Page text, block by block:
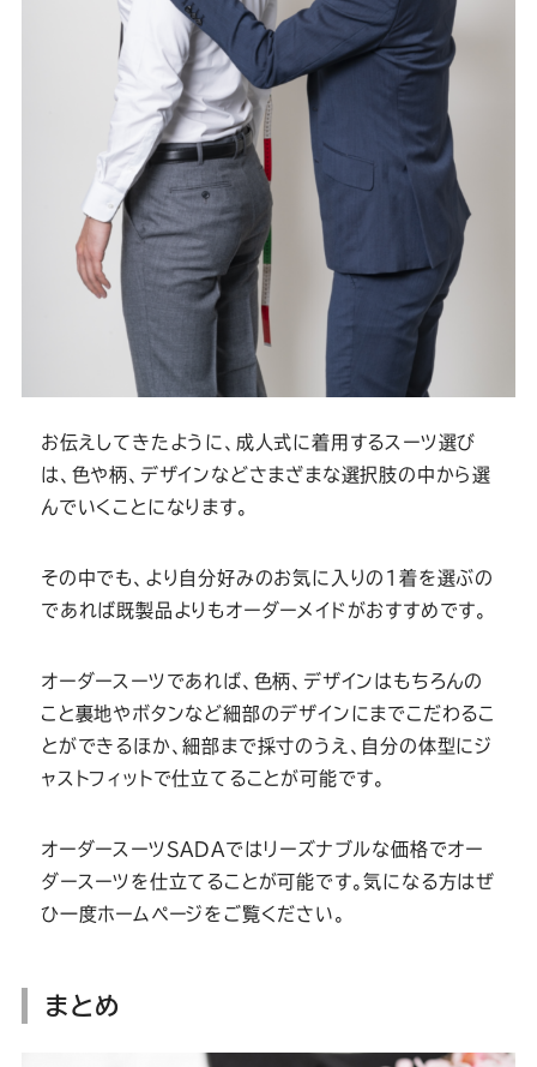
お伝えしてきたように、成人式に着用するスーツ選び
は、色や柄、デザインなどさまざまな選択肢の中から選
んでいくことになります。
その中でも、より自分好みのお気に入りの1着を選ぶの
であれば既製品よりもオーダーメイドがおすすめです。
オーダースーツであれば、色柄、デザインはもちろんの
こと裏地やボタンなど細部のデザインにまでこだわるこ
とができるほか、細部まで採寸のうえ、自分の体型にジ
ャストフィットで仕立てることが可能です。
オーダースーツSADAではリーズナブルな価格でオー
ダースーツを仕立てることが可能です。気になる方はぜ
ひ一度ホームページをご覧ください。
まとめ